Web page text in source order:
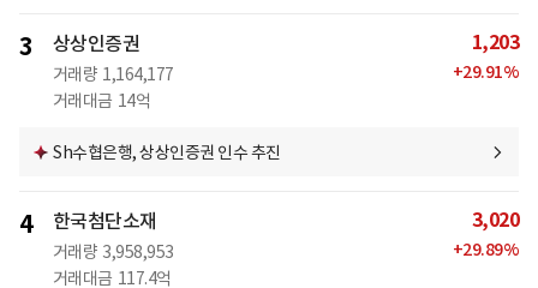
3 상상인증권
거래량 1,164,177
거래대금 14억
1,203
+29.91%
Sh수협은행, 상상인증권 인수 추진
4 한국첨단소재
거래량 3,958,953
거래대금 117.4억
3,020
+29.89%